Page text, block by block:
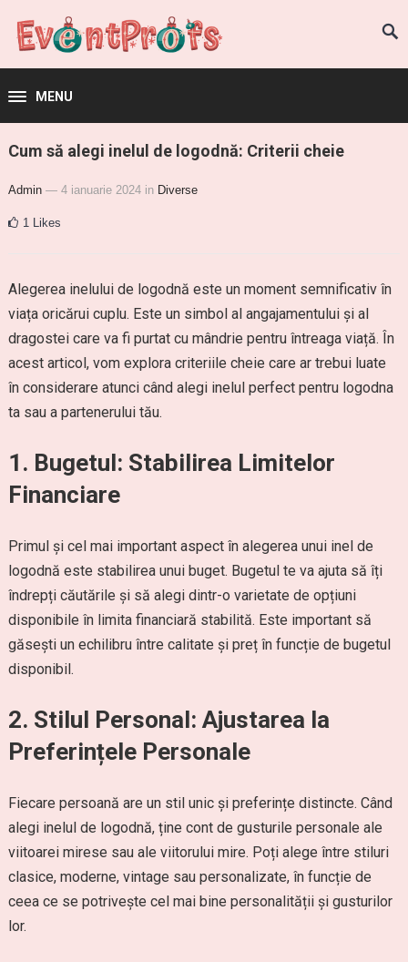
MENU
Cum să alegi inelul de logodnă: Criterii cheie
Admin — 4 ianuarie 2024 in Diverse
1 Likes
Alegerea inelului de logodnă este un moment semnificativ în
viața oricărui cuplu. Este un simbol al angajamentului și al
dragostei care va fi purtat cu mândrie pentru întreaga viață. În
acest articol, vom explora criteriile cheie care ar trebui luate
în considerare atunci când alegi inelul perfect pentru logodna
ta sau a partenerului tău.
1. Bugetul: Stabilirea Limitelor
Financiare
Primul și cel mai important aspect în alegerea unui inel de
logodnă este stabilirea unui buget. Bugetul te va ajuta să îți
îndrepți căutările și să alegi dintr-o varietate de opțiuni
disponibile în limita financiară stabilită. Este important să
găsești un echilibru între calitate și preț în funcție de bugetul
disponibil.
2. Stilul Personal: Ajustarea la
Preferințele Personale
Fiecare persoană are un stil unic și preferințe distincte. Când
alegi inelul de logodnă, ține cont de gusturile personale ale
viitoarei mirese sau ale viitorului mire. Poți alege între stiluri
clasice, moderne, vintage sau personalizate, în funcție de
ceea ce se potrivește cel mai bine personalității și gusturilor
lor.